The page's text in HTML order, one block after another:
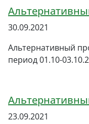
30.09.2021
Альтернативный
период 01.10-
23.09.2021